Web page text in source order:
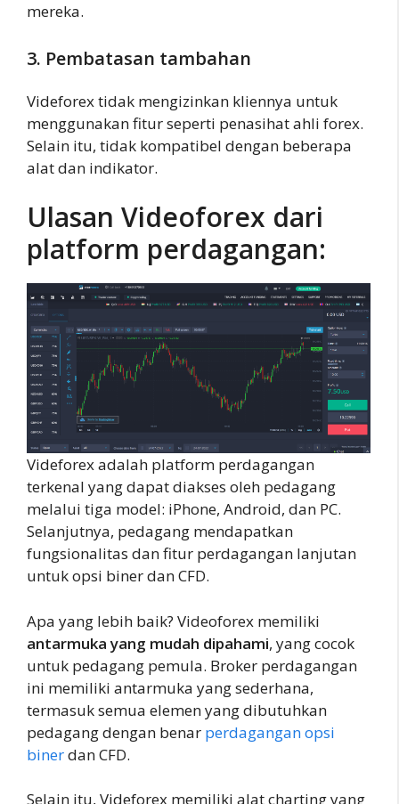
mereka.
3. Pembatasan tambahan
Videforex tidak mengizinkan kliennya untuk
menggunakan fitur seperti penasihat ahli forex.
Selain itu, tidak kompatibel dengan beberapa
alat dan indikator.
Ulasan Videoforex dari
platform perdagangan:
Videforex adalah platform perdagangan
terkenal yang dapat diakses oleh pedagang
melalui tiga model: iPhone, Android, dan PC.
Selanjutnya, pedagang mendapatkan
fungsionalitas dan fitur perdagangan lanjutan
untuk opsi biner dan CFD.
Apa yang lebih baik? Videoforex memiliki
antarmuka yang mudah dipahami, yang cocok
untuk pedagang pemula. Broker perdagangan
ini memiliki antarmuka yang sederhana,
termasuk semua elemen yang dibutuhkan
pedagang dengan benar perdagangan opsi
binerdan CFD.
Selain itu, Videforex memiliki alat charting yang